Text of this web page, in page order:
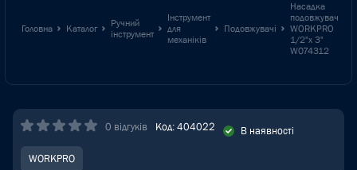
Головна Каталог
Ручний
інструмент
Інструмент
для
механіків
Подовжувачі
Насадка
подовжувач
WORKPRO
1/2"x 3"
W074312
0 відгуків Код: 404022 В наявності
WORKPRO